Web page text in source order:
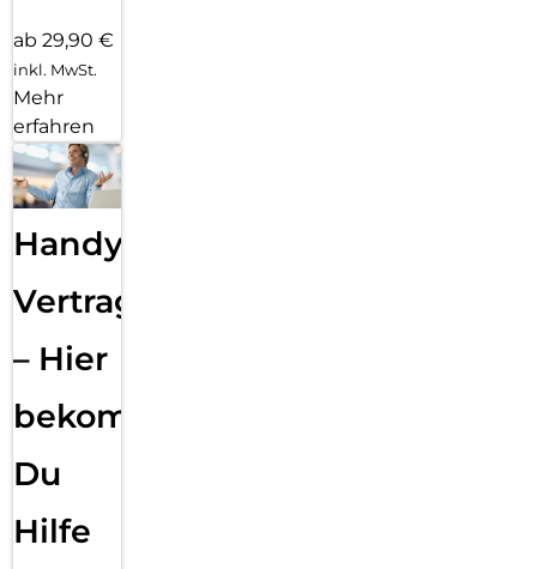
ab 29,90 €
inkl. MwSt.
Mehr
erfahren
Handy
Vertragsabwicklung
– Hier
bekommst
Du
Hilfe